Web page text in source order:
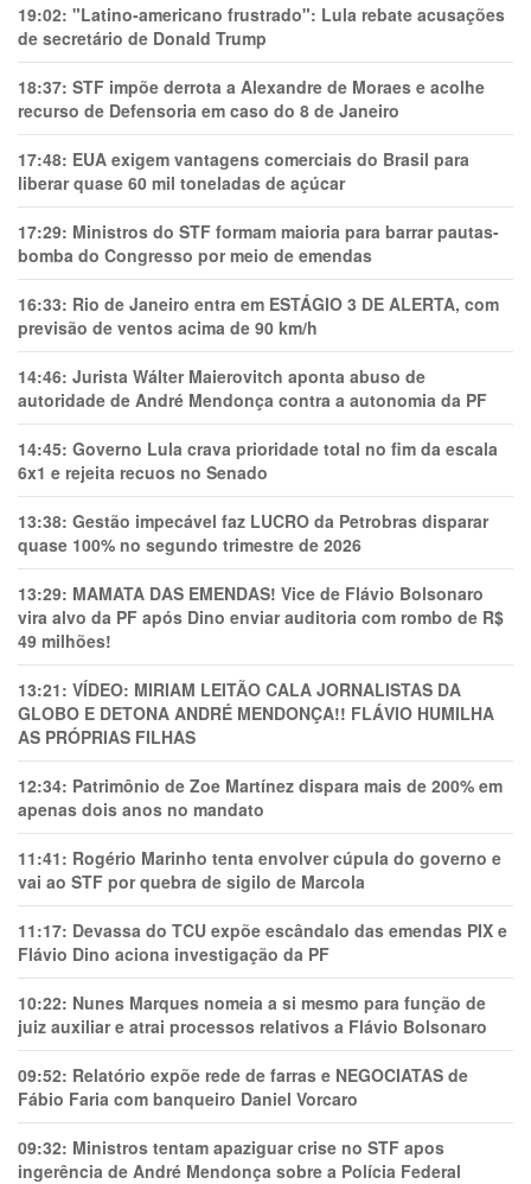
19:02: "Latino-americano frustrado": Lula rebate acusações
de secretário de Donald Trump
18:37: STF impõe derrota a Alexandre de Moraes e acolhe
recurso de Defensoria em caso do 8 de Janeiro
17:48: EUA exigem vantagens comerciais do Brasil para
liberar quase 60 mil toneladas de açúcar
17:29: Ministros do STF formam maioria para barrar pautas-
bomba do Congresso por meio de emendas
16:33: Rio de Janeiro entra em ESTÁGIO 3 DE ALERTA, com
previsão de ventos acima de 90 km/h
14:46: Jurista Wálter Maierovitch aponta abuso de
autoridade de André Mendonça contra a autonomia da PF
14:45: Governo Lula crava prioridade total no fim da escala
6x1 e rejeita recuos no Senado
13:38: Gestão impecável faz LUCRO da Petrobras disparar
quase 100% no segundo trimestre de 2026
13:29: MAMATA DAS EMENDAS! Vice de Flávio Bolsonaro
vira alvo da PF após Dino enviar auditoria com rombo de R$
49 milhões!
13:21: VÍDEO: MIRIAM LEITÃO CALA JORNALISTAS DA
GLOBO E DETONA ANDRÉ MENDONÇA!! FLÁVIO HUMILHA
AS PRÓPRIAS FILHAS
12:34: Patrimônio de Zoe Martínez dispara mais de 200% em
apenas dois anos no mandato
11:41: Rogério Marinho tenta envolver cúpula do governo e
vai ao STF por quebra de sigilo de Marcola
11:17: Devassa do TCU expõe escândalo das emendas PIX e
Flávio Dino aciona investigação da PF
10:22: Nunes Marques nomeia a si mesmo para função de
juiz auxiliar e atrai processos relativos a Flávio Bolsonaro
09:52: Relatório expõe rede de farras e NEGOCIATAS de
Fábio Faria com banqueiro Daniel Vorcaro
09:32: Ministros tentam apaziguar crise no STF apos
ingerência de André Mendonça sobre a Polícia Federal